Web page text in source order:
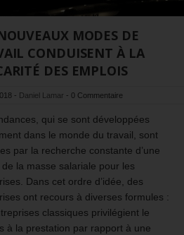
MODES DE
CONDUISENT À LA
DES EMPLOIS
- Daniel Lamar - 0 Commentaire
qui se sont développées
dans le monde du travail, sont
par la recherche constante d’une
de la masse salariale pour les
Dans cet ordre d’idée, des
ont recours à diverses formules :
classiques privilégient le
à la prestation par rapport à une